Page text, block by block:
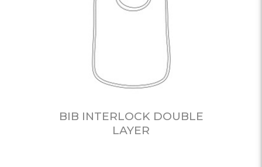
BIB INTERLOCK DOUBLE
LAYER